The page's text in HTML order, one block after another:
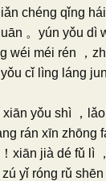
chéng qǐng
。yún yǒu dì
wéi méi rén ，
cǐ lìng láng
yǒu shì ，
rán xīn zhōng
xiān jià dé fǔ lì
yǐ róng rǔ